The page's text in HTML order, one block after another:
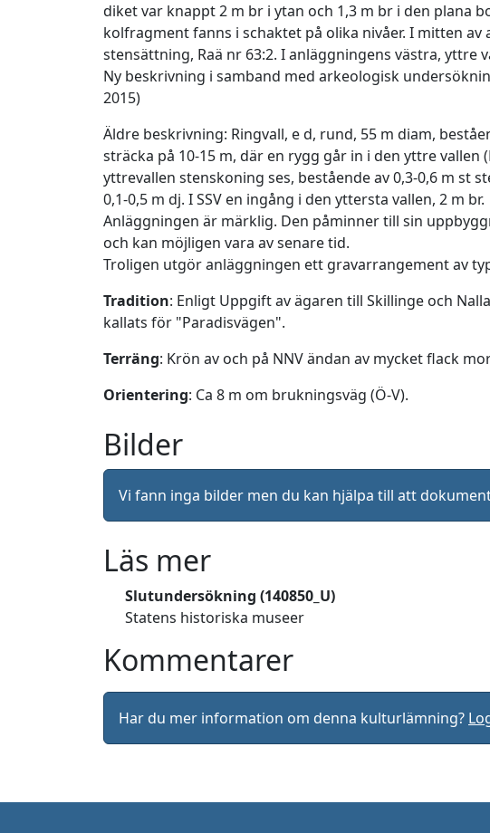
diket var knappt 2 m br i ytan och 1,3 m br i den plana
kolfragment fanns i schaktet på olika nivåer. I mitten av
stensättning, Raä nr 63:2. I anläggningens västra, yttre
Ny beskrivning i samband med arkeologisk
2015)
Äldre beskrivning: Ringvall, e d, rund, 55 m diam,
sträcka på 10-15 m, där en rygg går in i den yttre vallen
yttrevallen stenskoning ses, bestående av 0,3-0,6 m st
0,1-0,5 m dj. I SSV en ingång i den yttersta vallen, 2 m br.
Anläggningen är märklig. Den påminner till sin
och kan möjligen vara av senare tid.
Troligen utgör anläggningen ett gravarrangement av
Tradition: Enligt Uppgift av ägaren till Skillinge och
kallats för "Paradisvägen".
Terräng: Krön av och på NNV ändan av mycket flack
Orientering: Ca 8 m om brukningsväg (Ö-V).
Bilder
Vi fann inga bilder men du kan hjälpa till att
Läs mer
Slutundersökning (140850_U)
Statens historiska museer
Kommentarer
Har du mer information om denna kulturlämning?